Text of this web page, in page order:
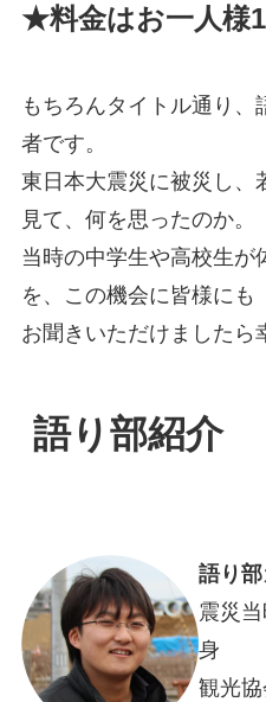
★料金はお一人様
もちろんタイトル通り
者です。
東日本大震災に被災し、
見て、何を思ったのか。
当時の中学生や高校生が
を、この機会に皆様にも
お聞きいただけましたら
語り部紹介
語り
震災
身
観光